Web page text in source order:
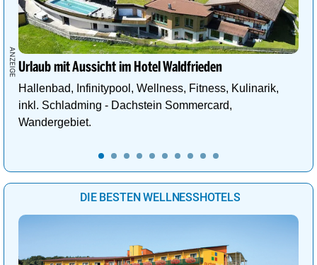
Urlaub mit Aussicht im Hotel Waldfrieden
Hallenbad, Infinitypool, Wellness, Fitness, Kulinarik,
inkl. Schladming - Dachstein Sommercard,
Wandergebiet.
DIE BESTEN WELLNESSHOTELS